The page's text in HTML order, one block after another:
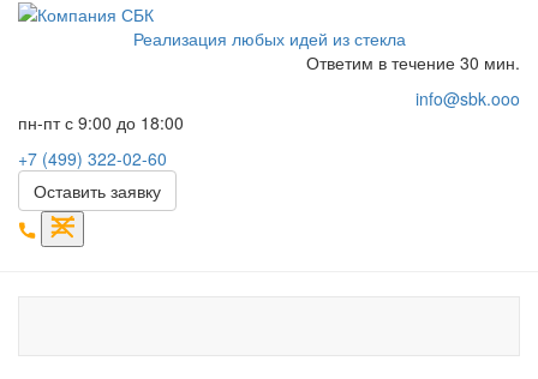
Реализация любых идей из стекла
Ответим в течение 30 мин.
info@sbk.ooo
пн-пт с 9:00 до 18:00
+7 (499) 322-02-60
Оставить заявку